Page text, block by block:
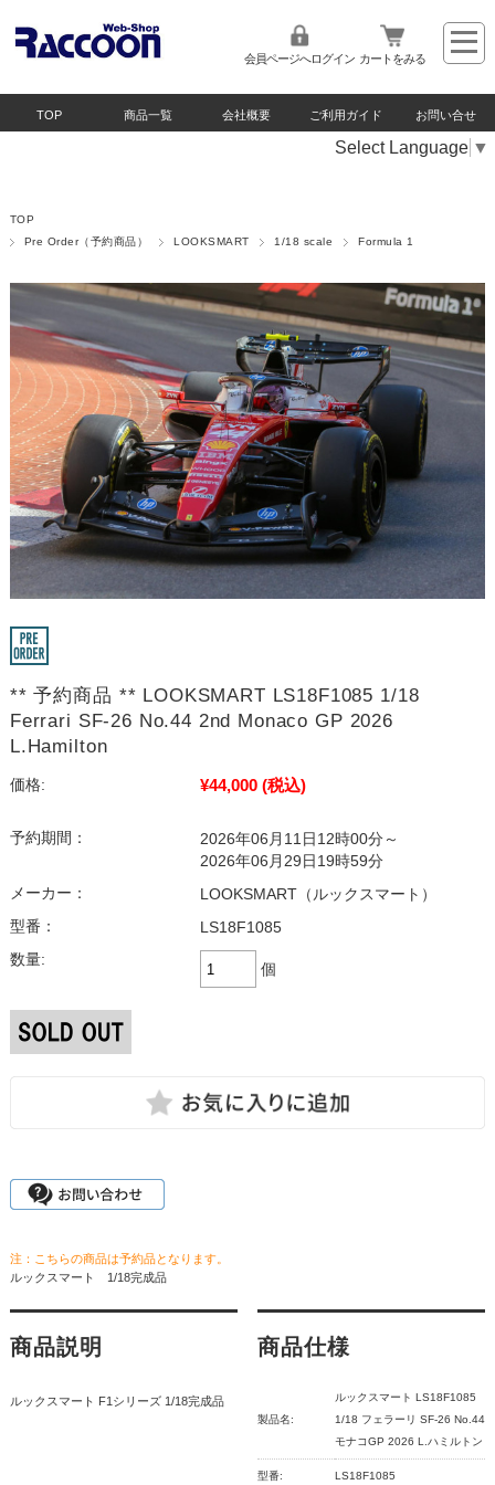
会員ページへログイン カートをみる
TOP 商品一覧 会社概要 ご利用ガイド お問い合せ
Select Language ▼
TOP
Pre Order（予約商品）
LOOKSMART 1/18 scale Formula 1
** 予約商品 ** LOOKSMART LS18F1085 1/18
Ferrari SF-26 No.44 2nd Monaco GP 2026
L.Hamilton
価格: ¥44,000 (税込)
予約期間：
2026年06月11日12時00分～
2026年06月29日19時59分
メーカー：
LOOKSMART（ルックスマート）
型番：
LS18F1085
数量:
個
注：こちらの商品は予約品となります。
ルックスマート 1/18完成品
商品説明
ルックスマート F1シリーズ 1/18完成品
商品仕様
製品名:
ルックスマート LS18F1085
1/18 フェラーリ SF-26 No.44
モナコGP 2026 L.ハミルトン
型番: LS18F1085